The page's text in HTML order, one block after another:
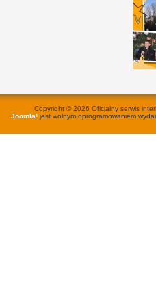
Copyright © 2026 Oficjalny serwis
Joomla!jest wolnym oprogramowaniem